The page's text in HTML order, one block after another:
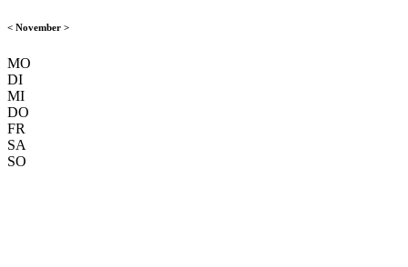
< November >
MO
DI
MI
DO
FR
SA
SO